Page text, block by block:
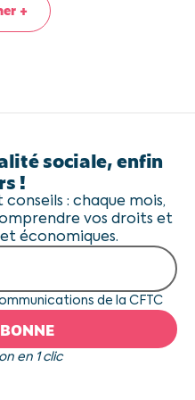
+
sociale, enfin
!
: chaque mois,
vos droits et
économiques.
de la CFTC
en 1 clic